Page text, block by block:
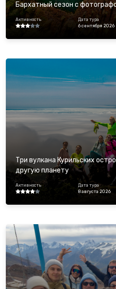
Бархатный сезон с
Активность
Дата тура
6 сентября 2026
Три вулкана Курильских
другую планету
Активность
Дата тура
8 августа 2026